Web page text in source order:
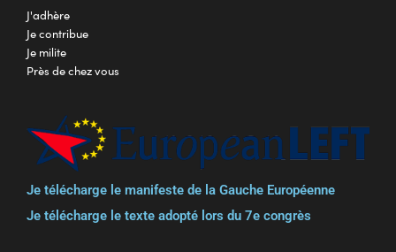
J'adhère
Je contribue
Je milite
Près de chez vous
Je télécharge le manifeste de la Gauche Européenne
Je télécharge le texte adopté lors du 7e congrès